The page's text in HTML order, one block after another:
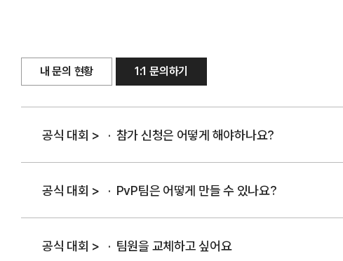
내 문의 현황 1:1 문의하기
공식 대회 > 참가 신청은 어떻게 해야하나요?
공식 대회 > PvP팀은 어떻게 만들 수 있나요?
공식 대회 > 팀원을 교체하고 싶어요